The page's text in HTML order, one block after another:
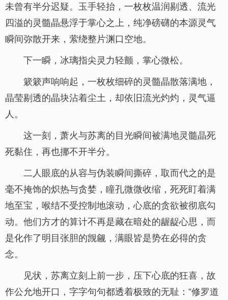
未曾有半分迟疑。玉手轻抬，一枚枚温润剔透、流光
四溢的灵髓晶悬浮于掌心之上，纯净磅礴的本源灵气
瞬间弥散开来，萦绕整片渊口空地。
下一瞬，冰璃指尖灵力轻颤，掌心微松。
簌簌声响响起，一枚枚细碎的灵髓晶散落满地，
晶莹剔透的晶块沾着尘土，却依旧流光灼灼，灵气逼
人。
这一刻，萧火与苏离的目光瞬间被满地灵髓晶死
死黏住，再也挪不开半分。
二人眼底的从容与伪装瞬间撕碎，取而代之的是
毫不掩饰的炽热与贪婪，瞳孔微微收缩，死死盯着满
地至宝，喉结不受控制地滚动，心底的贪欲被彻底勾
动。他们方才的算计不再是藏在暗处的龌龊心思，而
是化作了明目张胆的觊觎，满眼皆是势在必得的贪
念。
见状，苏离立刻上前一步，压下心底的狂喜，故
作公允地开口，字字句句都透着极致的无耻：“修罗道